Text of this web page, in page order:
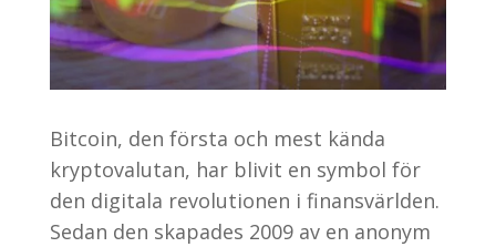
Bitcoin, den första och mest kända
kryptovalutan, har blivit en symbol för
den digitala revolutionen i finansvärlden.
Sedan den skapades 2009 av en anonym